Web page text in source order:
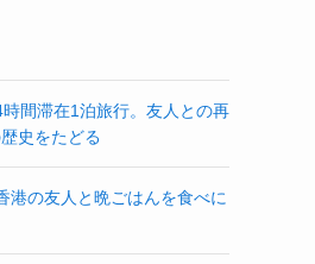
間滞在1泊旅行。友人との再
史をたどる
港の友人と晩ごはんを食べに